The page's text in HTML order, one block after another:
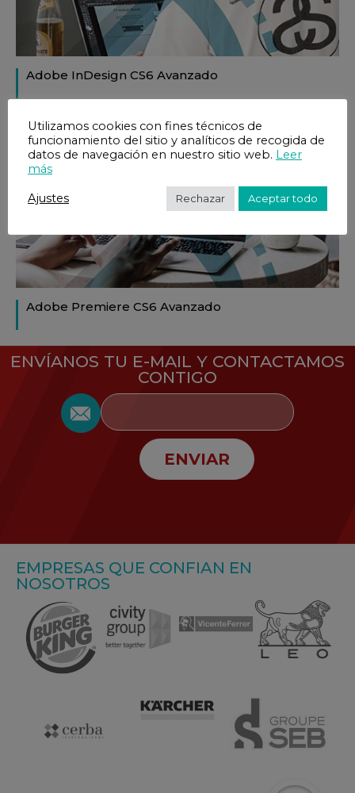
Adobe InDesign CS6 Avanzado
Adobe Premiere CS6 Avanzado
ENVÍANOS TU E-MAIL Y CONTACTAMOS
CONTIGO
ENVIAR
EMPRESAS QUE CONFIAN EN
NOSOTROS
Utilizamos cookies con fines técnicos de
funcionamiento del sitio y analíticos de recogida de
datos de navegación en nuestro sitio web. Leer
más
Ajustes Rechazar Aceptar todo